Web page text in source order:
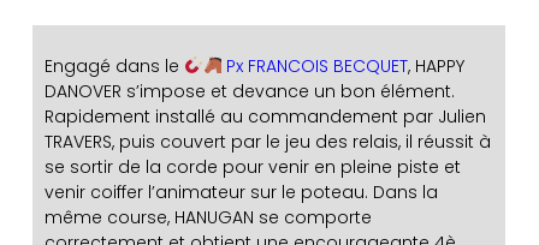
Engagé dans le Px FRANCOIS BECQUET, HAPPY
DANOVER s’impose et devance un bon élément.
Rapidement installé au commandement par Julien
TRAVERS, puis couvert par le jeu des relais, il réussit à
se sortir de la corde pour venir en pleine piste et
venir coiffer l’animateur sur le poteau. Dans la
même course, HANUGAN se comporte